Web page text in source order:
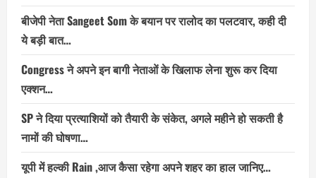
बीजेपी नेता Sangeet Som के बयान पर रालोद का पलटवार, कही दी
ये बड़ी बात…
Congress ने अपने इन बागी नेताओं के खिलाफ लेना शुरू कर दिया
एक्शन…
SP ने दिया प्रत्याशियों को तैयारी के संकेत, अगले महीने हो सकती है
नामों की घोषणा…
यूपी में हल्की Rain ,आज कैसा रहेगा अपने शहर का हाल जानिए…